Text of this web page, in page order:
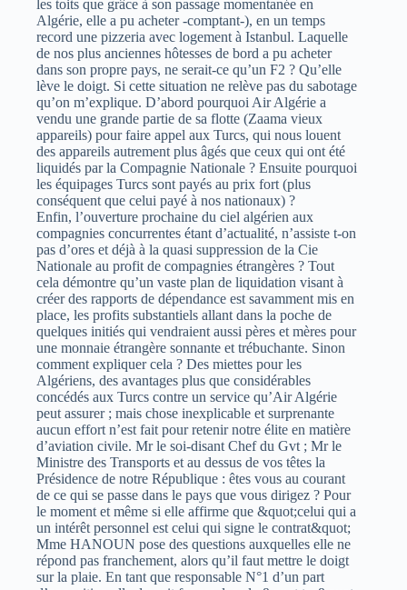
les toits que grâce à son passage momentanée en
Algérie, elle a pu acheter -comptant-), en un temps
record une pizzeria avec logement à Istanbul. Laquelle
de nos plus anciennes hôtesses de bord a pu acheter
dans son propre pays, ne serait-ce qu’un F2 ? Qu’elle
lève le doigt. Si cette situation ne relève pas du sabotage
qu’on m’explique. D’abord pourquoi Air Algérie a
vendu une grande partie de sa flotte (Zaama vieux
appareils) pour faire appel aux Turcs, qui nous louent
des appareils autrement plus âgés que ceux qui ont été
liquidés par la Compagnie Nationale ? Ensuite pourquoi
les équipages Turcs sont payés au prix fort (plus
conséquent que celui payé à nos nationaux) ?
Enfin, l’ouverture prochaine du ciel algérien aux
compagnies concurrentes étant d’actualité, n’assiste t-on
pas d’ores et déjà à la quasi suppression de la Cie
Nationale au profit de compagnies étrangères ? Tout
cela démontre qu’un vaste plan de liquidation visant à
créer des rapports de dépendance est savamment mis en
place, les profits substantiels allant dans la poche de
quelques initiés qui vendraient aussi pères et mères pour
une monnaie étrangère sonnante et trébuchante. Sinon
comment expliquer cela ? Des miettes pour les
Algériens, des avantages plus que considérables
concédés aux Turcs contre un service qu’Air Algérie
peut assurer ; mais chose inexplicable et surprenante
aucun effort n’est fait pour retenir notre élite en matière
d’aviation civile. Mr le soi-disant Chef du Gvt ; Mr le
Ministre des Transports et au dessus de vos têtes la
Présidence de notre République : êtes vous au courant
de ce qui se passe dans le pays que vous dirigez ? Pour
le moment et même si elle affirme que &quot;celui qui a
un intérêt personnel est celui qui signe le contrat&quot;
Mme HANOUN pose des questions auxquelles elle ne
répond pas franchement, alors qu’il faut mettre le doigt
sur la plaie. En tant que responsable N°1 d’un part